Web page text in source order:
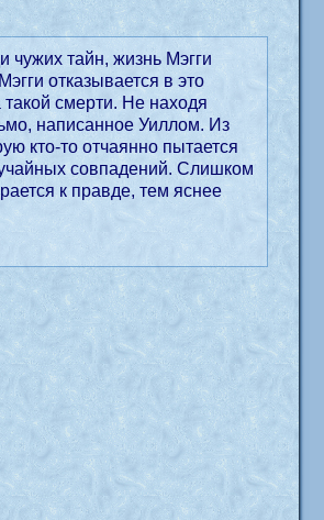
чужих тайн, жизнь Мэгги
отказывается в это
смерти. Не находя
написанное Уиллом. Из
кто-то отчаянно пытается
совпадений. Слишком
к правде, тем яснее